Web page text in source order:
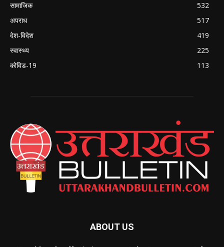
सामाजिक
532
अपराध
517
देश-विदेश
419
स्वास्थ्य
225
कोविड-19
113
ABOUT US